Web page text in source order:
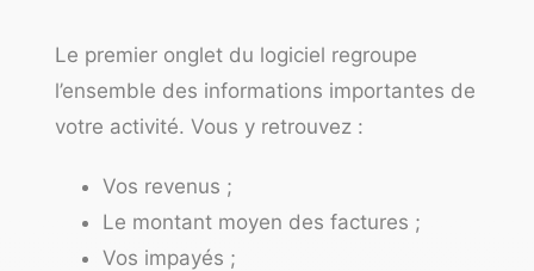
Le premier onglet du logiciel regroupe
l’ensemble des informations importantes de
votre activité. Vous y retrouvez :
Vos revenus ;
Le montant moyen des factures ;
Vos impayés ;